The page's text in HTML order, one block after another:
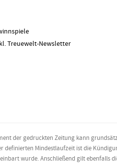
Treuewelt-Newsletter
der gedruckten Zeitung kann
Mindestlaufzeit ist die
wurde. Anschließend gilt ebenfalls